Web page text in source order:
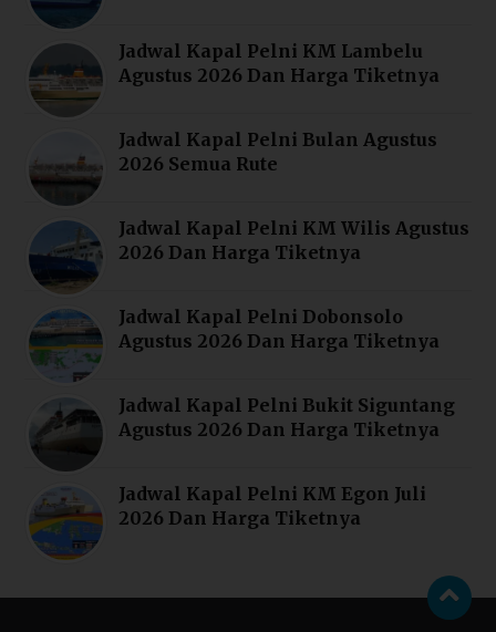
Jadwal Kapal Pelni KM Lambelu
Agustus 2026 Dan Harga Tiketnya
Jadwal Kapal Pelni Bulan Agustus
2026 Semua Rute
Jadwal Kapal Pelni KM Wilis Agustus
2026 Dan Harga Tiketnya
Jadwal Kapal Pelni Dobonsolo
Agustus 2026 Dan Harga Tiketnya
Jadwal Kapal Pelni Bukit Siguntang
Agustus 2026 Dan Harga Tiketnya
Jadwal Kapal Pelni KM Egon Juli
2026 Dan Harga Tiketnya